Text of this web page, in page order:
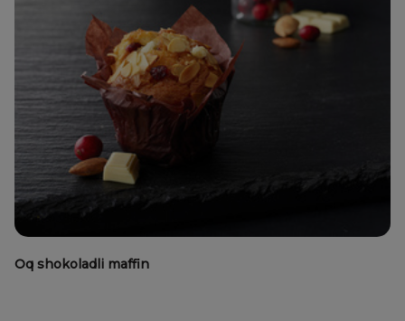
Oq shokoladli maffin